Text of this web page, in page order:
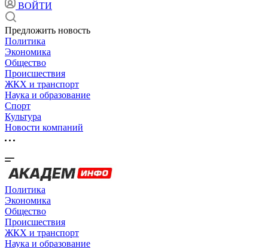
ВОЙТИ
Предложить новость
Политика
Экономика
Общество
Происшествия
ЖКХ и транспорт
Наука и образование
Спорт
Культура
Новости компаний
Политика
Экономика
Общество
Происшествия
ЖКХ и транспорт
Наука и образование